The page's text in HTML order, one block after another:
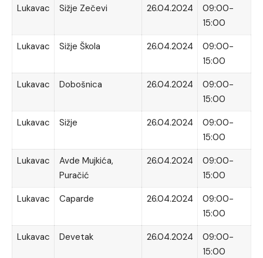
Lukavac
Sižje Zečevi 26.04.2024
09:00-
15:00
Lukavac
Sižje Škola 26.04.2024
09:00-
15:00
Lukavac
Dobošnica 26.04.2024
09:00-
15:00
Lukavac
Sižje 26.04.2024
09:00-
15:00
Lukavac
Avde Mujkića,
Puračić
26.04.2024
09:00-
15:00
Lukavac
Caparde 26.04.2024
09:00-
15:00
Lukavac
Devetak 26.04.2024
09:00-
15:00